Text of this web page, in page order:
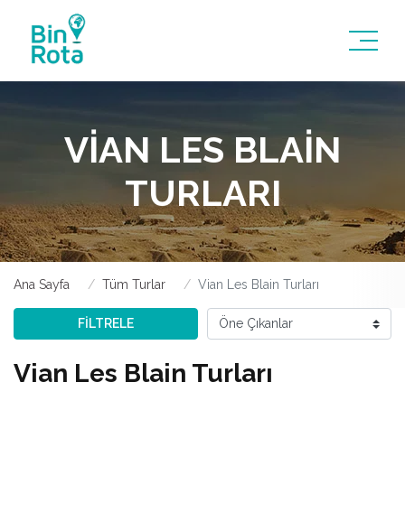
VIAN LES BLAIN
TURLARI
Ana Sayfa Tüm Turlar Vian Les Blain Turları
FİLTRELE
Vian Les Blain Turları